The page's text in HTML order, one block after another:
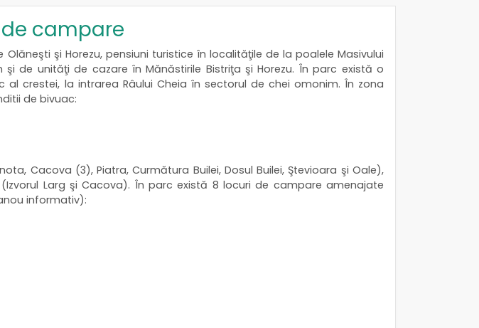
campare
şi Horezu, pensiuni turistice în localităţile de la poalele Masivului
de unităţi de cazare în Mănăstirile Bistriţa şi Horezu. În parc există o
crestei, la intrarea Râului Cheia în sectorul de chei omonim. În zona
de bivuac:
Cacova (3), Piatra, Curmătura Builei, Dosul Builei, Ştevioara şi Oale),
Larg şi Cacova). În parc există 8 locuri de campare amenajate
informativ):